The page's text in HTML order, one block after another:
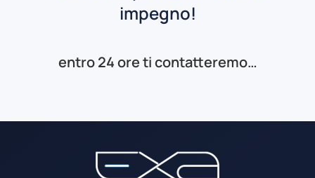
impegno!
entro 24 ore ti contatteremo…